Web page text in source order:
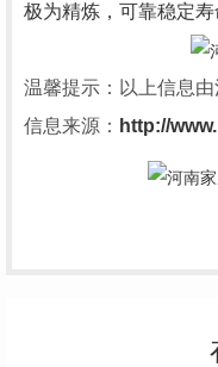
极为精炼，可靠稳定寿
温馨提示：以上信息
信息来源： http://